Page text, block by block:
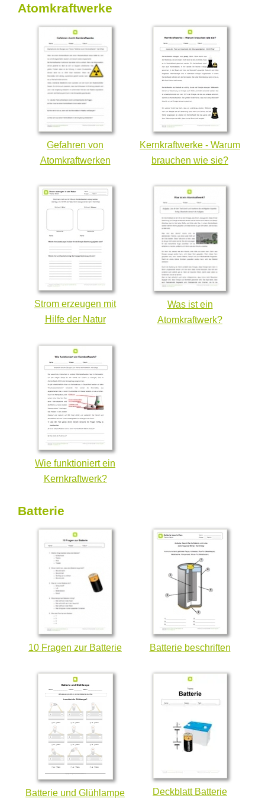
Atomkraftwerke
Gefahren von
Atomkraftwerken
Kernkraftwerke - Warum
brauchen wie sie?
Strom erzeugen mit
Hilfe der Natur
Was ist ein
Atomkraftwerk?
Wie funktioniert ein
Kernkraftwerk?
Batterie
10 Fragen zur Batterie Batterie beschriften
Batterie und Glühlampe Deckblatt Batterie